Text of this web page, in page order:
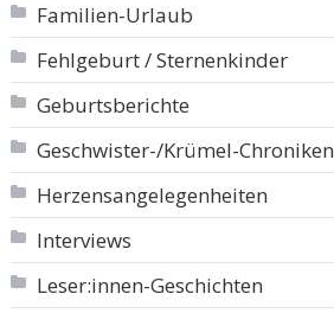
Familien-Urlaub
Fehlgeburt / Sternenkinder
Geburtsberichte
Geschwister-/Krümel-Chroniken
Herzensangelegenheiten
Interviews
Leser:innen-Geschichten